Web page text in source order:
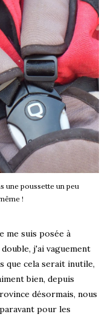
une poussette un peu
!
me suis posée à
j'ai vaguement
que cela serait inutile,
bien, depuis
désormais, nous
pour les